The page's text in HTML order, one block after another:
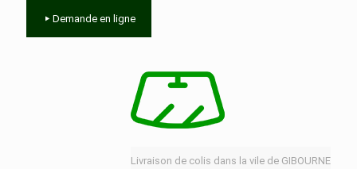
Demande en ligne
Livraison de colis dans la vile de GIBOURNE